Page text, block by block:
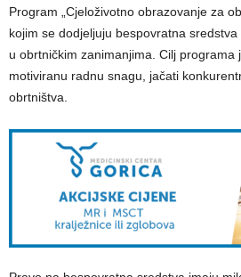
Program „Cjeloživotno obrazovanje za
kojim se dodjeljuju bespovratna
u obrtničkim zanimanjima. Cilj programa
motiviranu radnu snagu, jačati
obrtništva.